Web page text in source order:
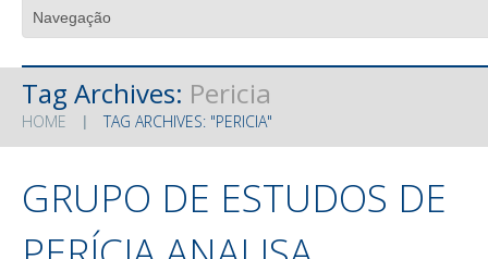
Tag Archives: Pericia
HOME TAG ARCHIVES: "PERICIA"
GRUPO DE ESTUDOS DE